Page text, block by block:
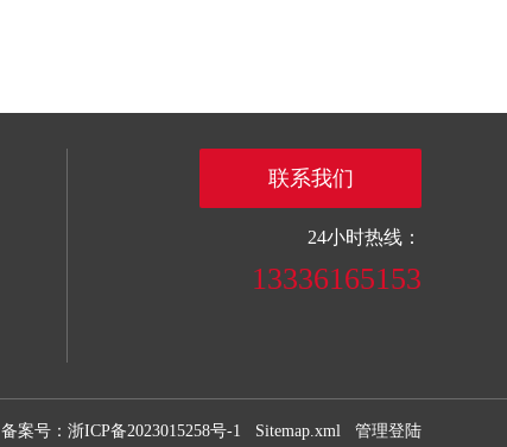
联系我们
24小时热线：
13336165153
备案号：浙ICP备2023015258号-1 Sitemap.xml 管理登陆